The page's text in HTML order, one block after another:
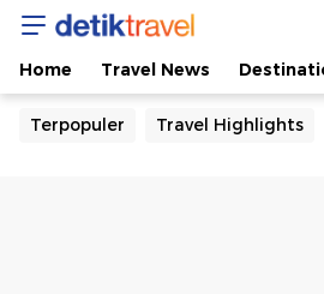
Home Travel News
Terpopuler Travel Highlights